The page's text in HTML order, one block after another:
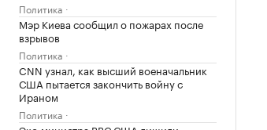
Политика
Мэр Киева сообщил о пожарах после
взрывов
Политика
CNN узнал, как высший военачальник
США пытается закончить войну с
Ираном
Политика